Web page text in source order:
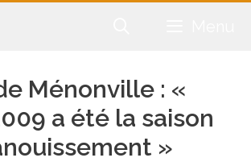
Ménonville : «
a été la saison
»